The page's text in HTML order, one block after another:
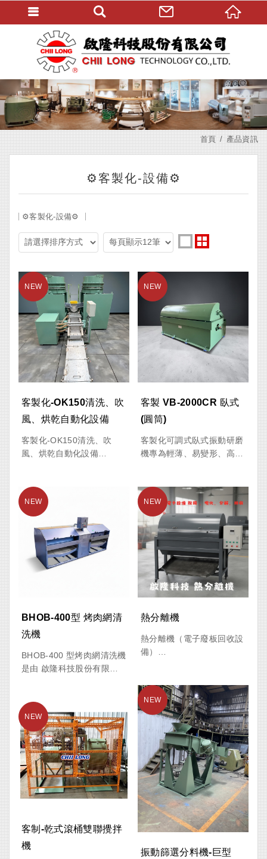
首頁 產品資訊
⚙️客製化-設備⚙️
⚙️客製化-設備⚙️
客製化-OK150清洗、吹
風、烘乾自動化設備
客製化-OK150清洗、吹
風、烘乾自動化設備
本設備為客製化OK150全自
動化研磨清洗產線，整合高
速離心研磨 + 自動傾倒 +
振動篩選 + 吹風除水 + 加
熱烘乾等多道工序，一次完
成工件從研磨到乾燥的全流
程，大幅提升生產效率與表
客製 VB-2000CR 臥式
(圓筒)
客製化可調式臥式振動研磨
機專為輕薄、易變形、高精
械、醫療器材、電子零件及
高附加價值產業。
本設備採用三次元振動技術
結合單向振動翻滾模式，使
工件與研磨介質於槽體內形
成螺旋渦流循環運動，達到
低撞擊、均勻研磨之效果。
可有效避免工件因碰撞產生
刮傷、凹痕、變形或應力集
中問題，尤其適合薄壁結
構、精密零件及大型工件表
面處理。
製程需求客製化設計，搭配
多種研磨介質及拋光劑，提
供最佳研磨品質與生產效
率。
BHOB-400型 烤肉網清
洗機
BHOB-400 型烤肉網清洗機
是由 啟隆科技股份有限公
LTD.） 專利開發的專業商
用清洗設備，專門針對燒烤
店、韓式燒肉店、燒肉工作
室及大量使用烤肉網之餐飲
場所所設計。
本機採用工業級研磨清洗技
術，結合專利研磨介質與自
烤肉網表面長期累積之油
洗後可恢復接近新品般的潔
熱分離機
熱分離機（電子廢板回收設
備）
解決方案
啟隆科技熱分離機專為廢棄
電路板（PCB）、電子零件
及含錫廢料回收而設計，透
過高溫滾動熱分解技術，可
有效將電路板上的焊錫、樹
脂、有機物進行分離與碳化
處理，大幅提升後續金屬回
收效率。
設備運轉過程無需使用強
酸、強鹼等化學藥劑，降低
振動篩選分料機-巨型
客制-乾式滾桶雙聯攪拌
機